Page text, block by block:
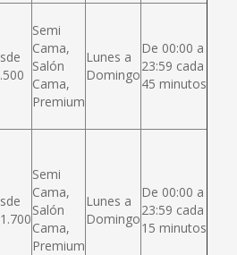
Semi
Cama,
Salón
Cama,
Premium
Lunes a
Domingo
De 00:00 a
23:59 cada
45 minutos
Semi
Cama,
Salón
Cama,
Premium
Lunes a
Domingo
De 00:00 a
23:59 cada
15 minutos